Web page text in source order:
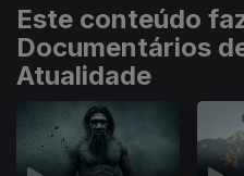
Este conteúdo
Documentários
Atualidade